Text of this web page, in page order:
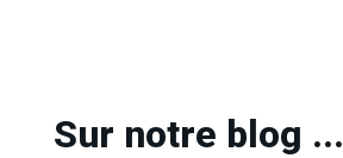
Sur notre blog ...